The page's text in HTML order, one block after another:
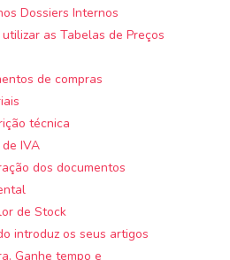
Dossiers Internos
as Tabelas de Preços
de compras
técnica
IVA
dos documentos
de Stock
introduz os seus artigos
Ganhe tempo e